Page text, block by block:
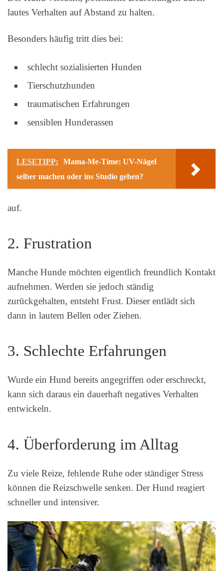
lautes Verhalten auf Abstand zu halten.
Besonders häufig tritt dies bei:
schlecht sozialisierten Hunden
Tierschutzhunden
traumatischen Erfahrungen
sensiblen Hunderassen
LESETIPP:
Mama-Me-Time: UV-Nägel
selber machen oder ins Studio gehen?
auf.
2. Frustration
Manche Hunde möchten eigentlich freundlich Kontakt
aufnehmen. Werden sie jedoch ständig
zurückgehalten, entsteht Frust. Dieser entlädt sich
dann in lautem Bellen oder Ziehen.
3. Schlechte Erfahrungen
Wurde ein Hund bereits angegriffen oder erschreckt,
kann sich daraus ein dauerhaft negatives Verhalten
entwickeln.
4. Überforderung im Alltag
Zu viele Reize, fehlende Ruhe oder ständiger Stress
können die Reizschwelle senken. Der Hund reagiert
schneller und intensiver.